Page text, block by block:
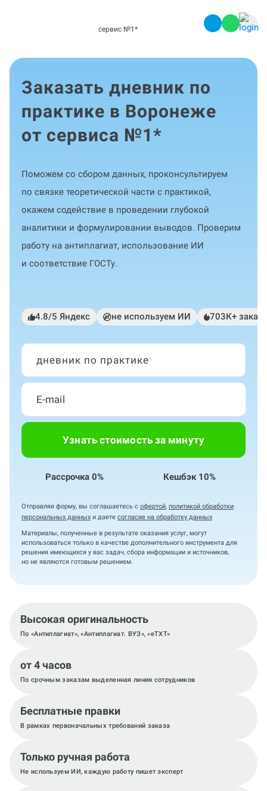
сервис №1 *
Заказать дневник по
практике в Воронеже
от сервиса №1*
Поможем со сбором данных, проконсультируем
по связке теоретической части с практикой,
окажем содействие в проведении глубокой
аналитики и формулировании выводов. Проверим
работу на антиплагиат, использование ИИ
и соответствие ГОСТу.
4.8/5 Яндекс не используем ИИ 703К+
дневник по практике
Узнать стоимость за минуту
Рассрочка 0% Кешбэк 10%
Отправляя форму, вы соглашаетесь с офертой, политикой обработки
персональных данных и даете согласие на обработку данных
Материалы, полученные в результате оказания услуг, могут
использоваться только в качестве дополнительного инструмента для
решения имеющихся у вас задач, сбора информации и источников,
но не являются готовым решением.
Высокая оригинальность
По «Антиплагиат», «Антиплагиат. ВУЗ», «eTXT»
от 4 часов
По срочным заказам выделенная линия сотрудников
Бесплатные правки
В рамках первоначальных требований заказа
Только ручная работа
Не используем ИИ, каждую работу пишет эксперт